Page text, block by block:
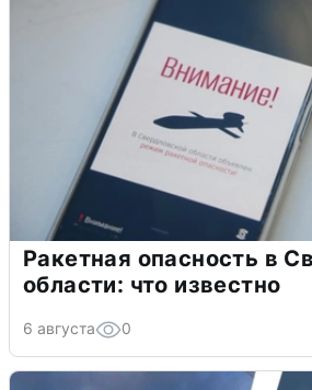
Ракетная опасность в
области: что известно
6 августа 0